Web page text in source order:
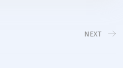
NEXT